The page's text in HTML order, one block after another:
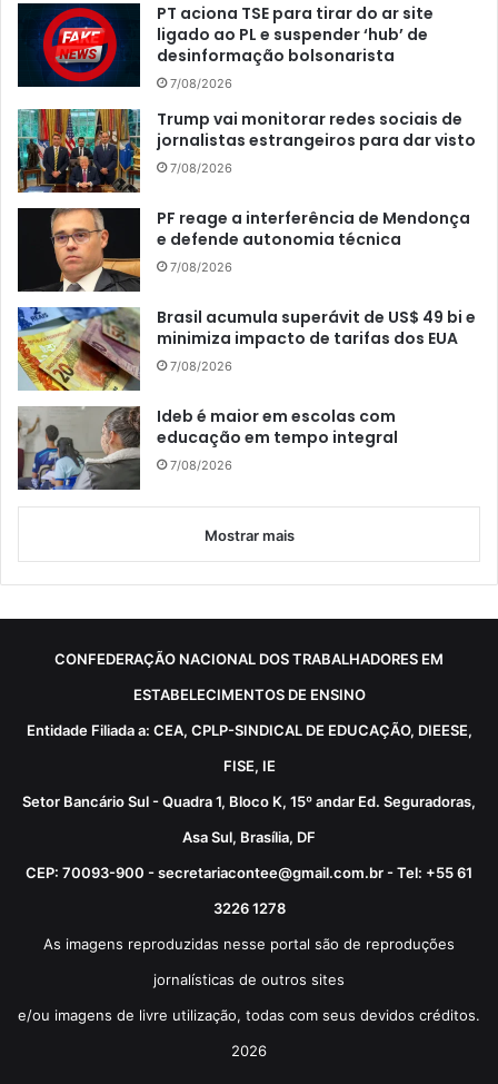
PT aciona TSE para tirar do ar site
ligado ao PL e suspender ‘hub’ de
desinformação bolsonarista
7/08/2026
Trump vai monitorar redes sociais de
jornalistas estrangeiros para dar visto
7/08/2026
PF reage a interferência de Mendonça
e defende autonomia técnica
7/08/2026
Brasil acumula superávit de US$ 49 bi e
minimiza impacto de tarifas dos EUA
7/08/2026
Ideb é maior em escolas com
educação em tempo integral
7/08/2026
Mostrar mais
CONFEDERAÇÃO NACIONAL DOS TRABALHADORES EM
ESTABELECIMENTOS DE ENSINO
Entidade Filiada a: CEA, CPLP-SINDICAL DE EDUCAÇÃO, DIEESE,
FISE, IE
Setor Bancário Sul - Quadra 1, Bloco K, 15º andar Ed. Seguradoras,
Asa Sul, Brasília, DF
CEP: 70093-900 - secretariacontee@gmail.com.br - Tel: +55 61
3226 1278
As imagens reproduzidas nesse portal são de reproduções
jornalísticas de outros sites
e/ou imagens de livre utilização, todas com seus devidos créditos.
2026